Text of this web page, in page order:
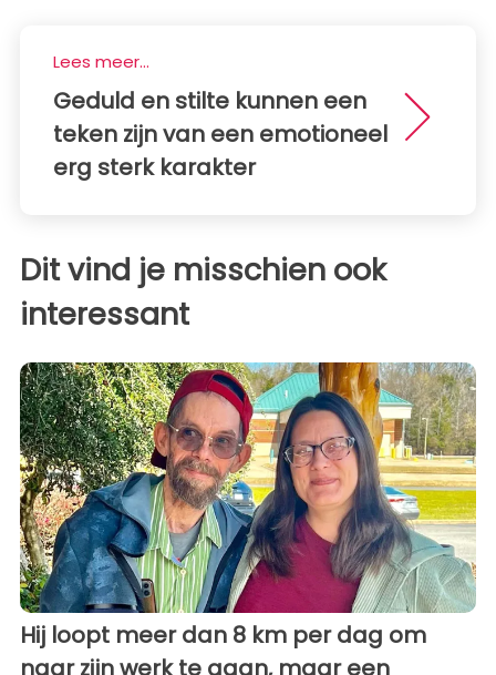
Lees meer...
Geduld en stilte kunnen een
teken zijn van een emotioneel
erg sterk karakter
Dit vind je misschien ook
interessant
Hij loopt meer dan 8 km per dag om
naar zijn werk te gaan, maar een